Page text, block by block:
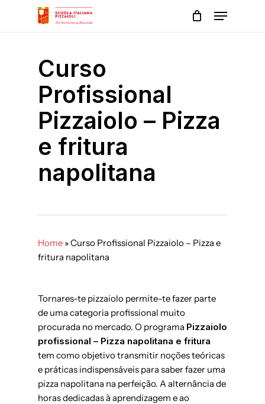
Menu
Curso
Profissional
Pizzaiolo – Pizza
e fritura
napolitana
Home »Curso Profissional Pizzaiolo – Pizza e
fritura napolitana
Tornares-te pizzaiolo permite-te fazer parte
de uma categoria profissional muito
procurada no mercado. O programa Pizzaiolo
profissional – Pizza napolitana e fritura
tem como objetivo transmitir noções teóricas
e práticas indispensáveis para saber fazer uma
pizza napolitana na perfeição. A alternância de
horas dedicadas à aprendizagem e ao